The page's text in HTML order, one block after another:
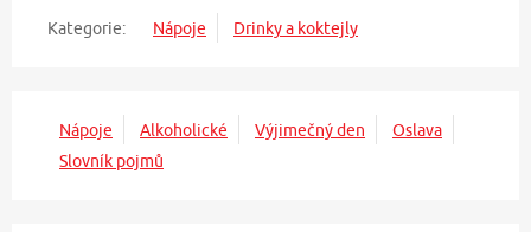
Kategorie: Nápoje Drinky a koktejly
Nápoje Alkoholické Výjimečný den
Oslava
Slovník pojmů